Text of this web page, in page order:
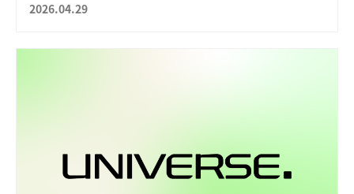
2026.04.29